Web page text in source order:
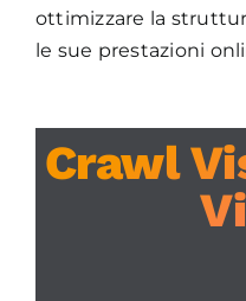
ottimizzare la
le sue prestazioni
Crawl